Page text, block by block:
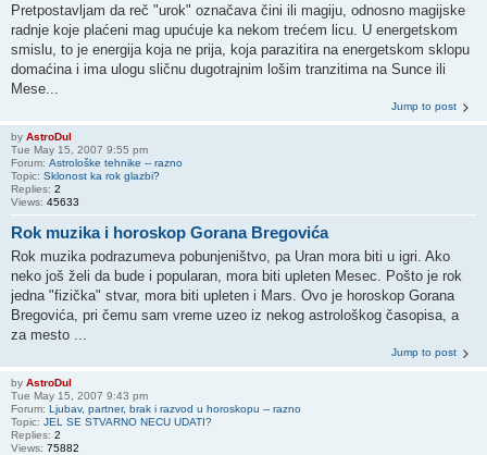
Pretpostavljam da reč "urok" označava čini ili magiju, odnosno magijske
radnje koje plaćeni mag upućuje ka nekom trećem licu. U energetskom
smislu, to je energija koja ne prija, koja parazitira na energetskom sklopu
domaćina i ima ulogu sličnu dugotrajnim lošim tranzitima na Sunce ili
Mese...
Jump to post
by AstroDul
Tue May 15, 2007 9:55 pm
Forum: Astrološke tehnike -- razno
Topic: Sklonost ka rok glazbi?
Replies: 2
Views: 45633
Rok muzika i horoskop Gorana Bregovića
Rok muzika podrazumeva pobunjeništvo, pa Uran mora biti u igri. Ako
neko još želi da bude i popularan, mora biti upleten Mesec. Pošto je rok
jedna "fizička" stvar, mora biti upleten i Mars. Ovo je horoskop Gorana
Bregovića, pri čemu sam vreme uzeo iz nekog astrološkog časopisa, a
za mesto ...
Jump to post
by AstroDul
Tue May 15, 2007 9:43 pm
Forum: Ljubav, partner, brak i razvod u horoskopu -- razno
Topic: JEL SE STVARNO NECU UDATI?
Replies: 2
Views: 75882